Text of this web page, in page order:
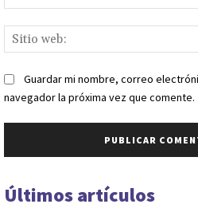
Guardar mi nombre, correo
navegador la próxima vez que comente.
Últimos artículos